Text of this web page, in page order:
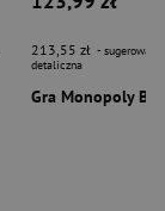
213,55 zł -
detaliczna